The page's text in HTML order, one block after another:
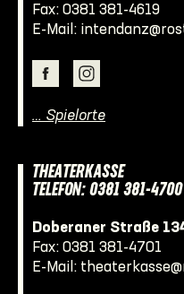
Fax: 0381 381-4619
E-Mail:
… Spielorte
THEATERKASSE
TELEFON: 0381 381-4700
Doberaner Straße
Fax: 0381 381-4701
E-Mail: